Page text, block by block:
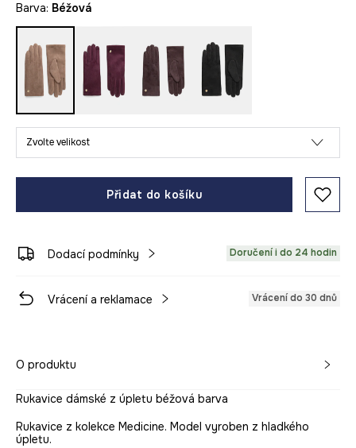
Barva: béžová
Zvolte velikost
Přidat do košíku
Dodací podmínky Doručení i do 24 hodin
Vrácení a reklamace Vrácení do 30 dnů
O produktu
Rukavice dámské z úpletu béžová barva
Rukavice z kolekce Medicine. Model vyroben z hladkého
úpletu.